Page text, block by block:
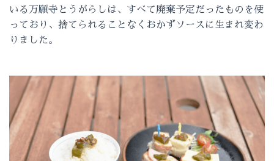
いる万願寺とうがらしは、すべて廃棄予定だったものを使
っており、捨てられることなくおかずソースに生まれ変わ
りました。